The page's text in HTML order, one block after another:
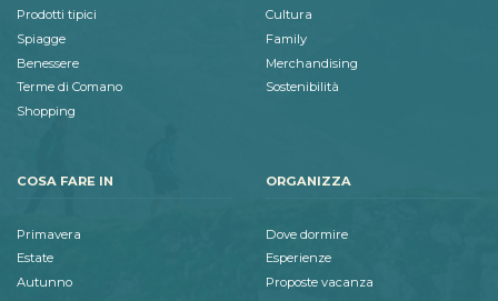
Prodotti tipici
Spiagge
Benessere
Terme di Comano
Shopping
Cultura
Family
Merchandising
Sostenibilità
COSA FARE IN
Primavera
Estate
Autunno
ORGANIZZA
Dove dormire
Esperienze
Proposte vacanza